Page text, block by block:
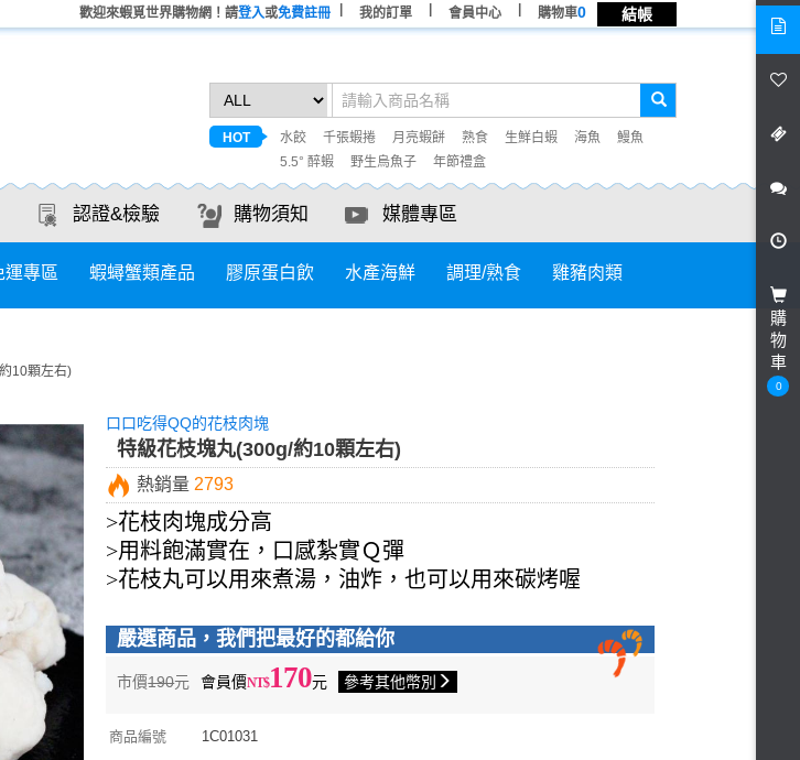
歡迎來蝦覓世界購物網！請登入或免費註冊 我的訂單 會員中心 購物車0 結帳
HOT 水餃 千張蝦捲 月亮蝦餅 熟食 生鮮白蝦 海魚
鰻魚
5.5° 醉蝦
野生烏魚子 年節禮盒
認證&檢驗 購物須知 媒體專區
運專區 蝦蟳蟹類產品 膠原蛋白飲 水產海鮮 調理/熟食 雞豬肉類
10顆左右)
口口吃得QQ的花枝肉塊
特級花枝塊丸(300g/約10顆左右)
熱銷量 2793
>花枝肉塊成分高
>用料飽滿實在，口感紮實Ｑ彈
>花枝丸可以用來煮湯，油炸，也可以用來碳烤喔
嚴選商品，我們把最好的都給你
市價190元 會員價 170元 參考其他幣別
商品編號 1C01031
購
物
車
0